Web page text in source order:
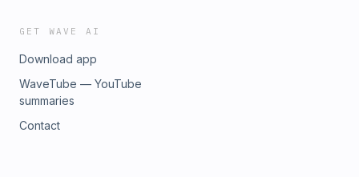
GET WAVE AI
Download app
WaveTube — YouTube
summaries
Contact